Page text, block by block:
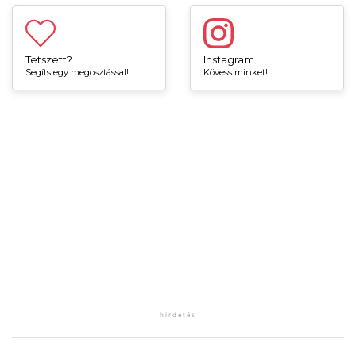
Tetszett?
Segíts egy megosztással!
Instagram
Kövess minket!